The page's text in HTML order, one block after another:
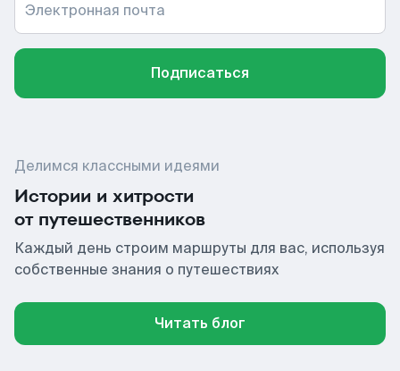
Электронная почта
Подписаться
Делимся классными идеями
Истории и хитрости
от путешественников
Каждый день строим маршруты для вас, используя
собственные знания о путешествиях
Читать блог